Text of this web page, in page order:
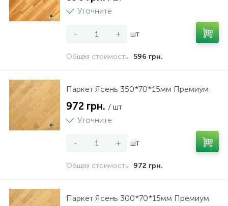
Уточните
- + шт
Общая стоимость 596 грн.
Паркет Ясень 350*70*15мм Премиум
972 грн. / шт
Уточните
- + шт
Общая стоимость 972 грн.
Паркет Ясень 300*70*15мм Премиум
Ламинат AGT
ламинат FLOORPAN
Ламинат HONNEX Hydro
Ламинат My Floor
Паркетная доска Old Wood
Кровля
Сайдинг
Стеновые панели
Сумки, рюкзаки, валізи
Фото техніка
Нічники
Спорт та відпочинок
Творчість та розвиток
Принтери, сканери, БФП
Столы и стулья
Мала кухонна техніка
Пластикові меблі
Текстиль